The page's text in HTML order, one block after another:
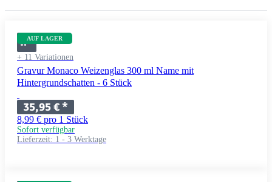
AUF LAGER
+ 11 Variationen
Gravur Monaco Weizenglas 300 ml Name mit
Hintergrundschatten - 6 Stück
35,95 €*
8,99 € pro 1 Stück
Sofort verfügbar
Lieferzeit: 1 - 3 Werktage